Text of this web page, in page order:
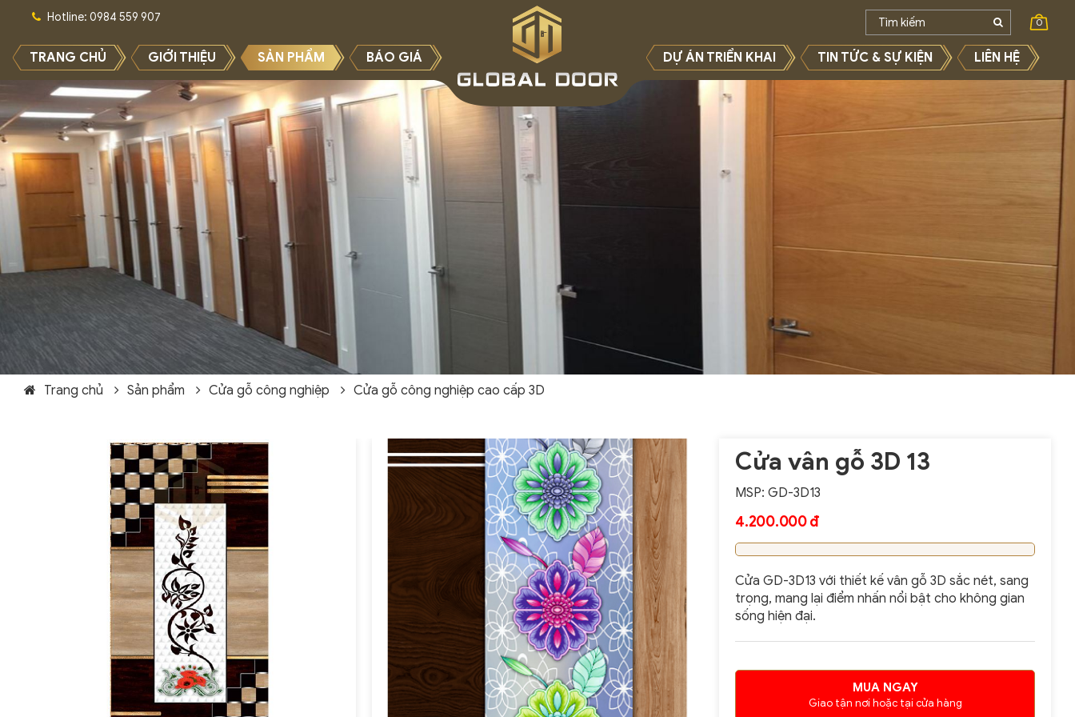
Hotline: 0984 559 907 0
TRANG CHỦ GIỚI THIỆU SẢN PHẨM BÁO GIÁ DỰ ÁN TRIỂN KHAI TIN TỨC & SỰ KIỆN LIÊN HỆ
Trang chủ Sản phẩm Cửa gỗ công nghiệp Cửa gỗ công nghiệp cao cấp 3D
Cửa vân gỗ 3D 13
MSP: GD-3D13
4.200.000 đ
Cửa GD-3D13 với thiết kế vân gỗ 3D sắc nét, sang
trọng, mang lại điểm nhấn nổi bật cho không gian
sống hiện đại.
MUA NGAY
Giao tận nơi hoặc tại cửa hàng